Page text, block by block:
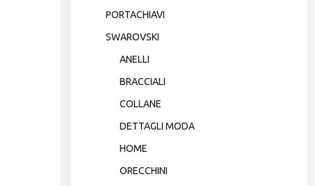
PORTACHIAVI
SWAROVSKI
ANELLI
BRACCIALI
COLLANE
DETTAGLI MODA
HOME
ORECCHINI